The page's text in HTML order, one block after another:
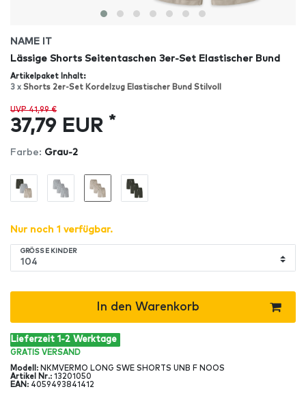
NAME IT
Lässige Shorts Seitentaschen 3er-Set Elastischer Bund
Artikelpaket Inhalt:
3 x Shorts 2er-Set Kordelzug Elastischer Bund Stilvoll
UVP 41,99 €
37,79 EUR *
Farbe: Grau-2
Nur noch 1 verfügbar.
GRÖSSE KINDER
In den Warenkorb
Lieferzeit 1-2 Werktage
GRATIS VERSAND
Modell : NKMVERMO LONG SWE SHORTS UNB F NOOS
Artikel Nr.: 13201050
EAN : 4059493841412